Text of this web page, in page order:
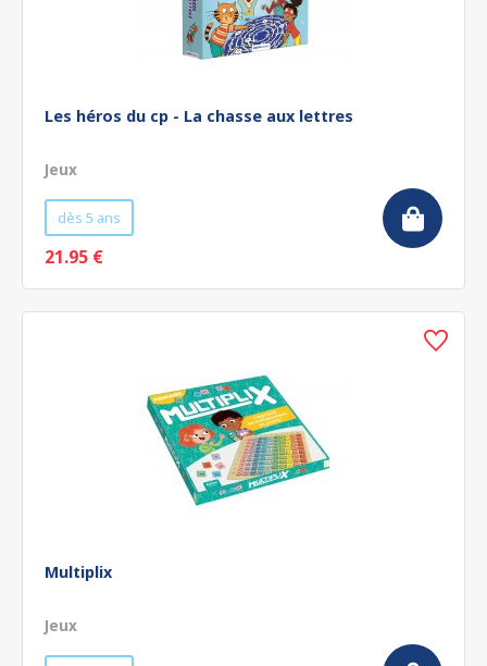
Les héros du cp - La chasse aux lettres
Jeux
dès 5 ans
21.95 €
Multiplix
Jeux